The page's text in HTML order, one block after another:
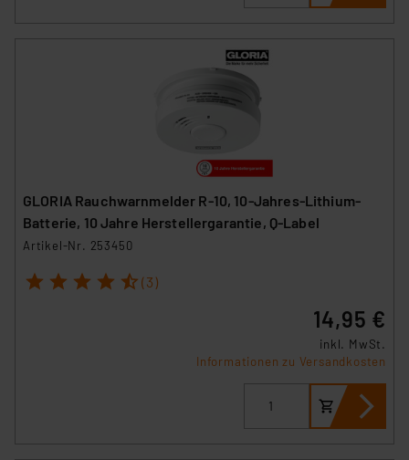
GLORIA Rauchwarnmelder R-10, 10-Jahres-Lithium-
Batterie, 10 Jahre Herstellergarantie, Q-Label
Artikel-Nr. 253450
1 2 3 4 5 (3)
14,95 €
inkl. MwSt.
Informationen zu Versandkosten